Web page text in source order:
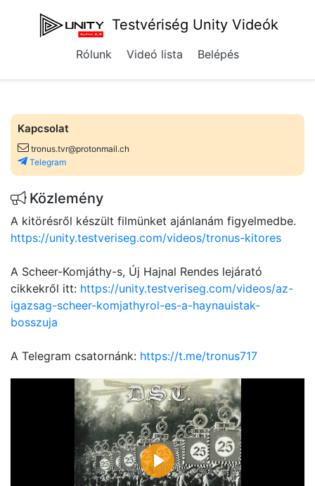
Testvériség Unity Videók
Rólunk Videó lista Belépés
Kapcsolat
tronus.tvr@protonmail.ch
Telegram
Közlemény
A kitörésről készült filmünket ajánlanám figyelmedbe.
https://unity.testveriseg.com/videos/tronus-kitores
A Scheer-Komjáthy-s, Új Hajnal Rendes lejárató
cikkekről itt: https://unity.testveriseg.com/videos/az-
igazsag-scheer-komjathyrol-es-a-haynauistak-
bosszuja
A Telegram csatornánk: https://t.me/tronus717
Play